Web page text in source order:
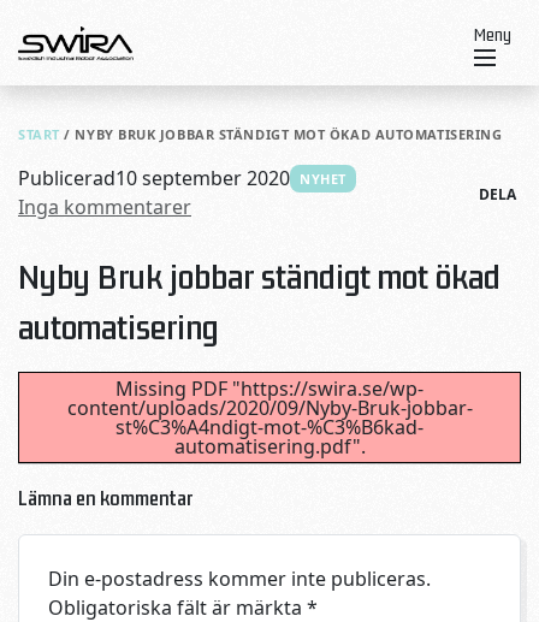
Meny
START / NYBY BRUK JOBBAR STÄNDIGT MOT ÖKAD AUTOMATISERING
Publicerad10 september 2020 NYHET
Inga kommentarer DELA
Nyby Bruk jobbar ständigt mot ökad
automatisering
Missing PDF "https://swira.se/wp-
content/uploads/2020/09/Nyby-Bruk-jobbar-
st%C3%A4ndigt-mot-%C3%B6kad-
automatisering.pdf".
Lämna en kommentar
Din e-postadress kommer inte publiceras.
Obligatoriska fält är märkta *